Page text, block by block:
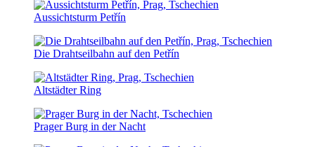
Aussichtsturm Petřín
Die Drahtseilbahn auf den Petřín
Altstädter Ring
Prager Burg in der Nacht